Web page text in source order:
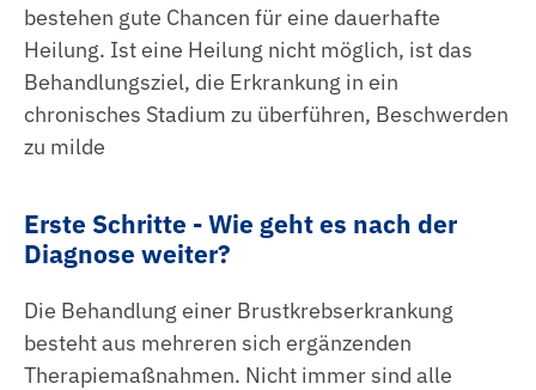
bestehen gute Chancen für eine dauerhafte
Heilung. Ist eine Heilung nicht möglich, ist das
Behandlungsziel, die Erkrankung in ein
chronisches Stadium zu überführen, Beschwerden
zu milde
Erste Schritte - Wie geht es nach der
Diagnose weiter?
Die Behandlung einer Brustkrebserkrankung
besteht aus mehreren sich ergänzenden
Therapiemaßnahmen. Nicht immer sind alle